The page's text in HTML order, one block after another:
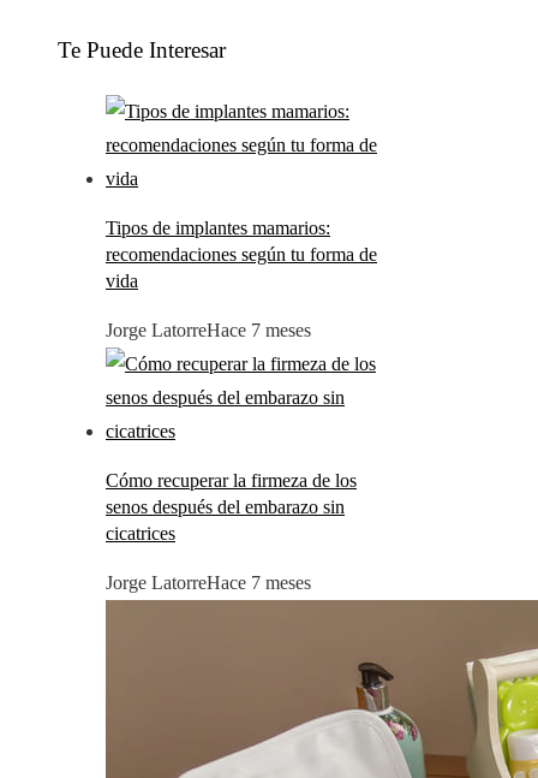
Te Puede Interesar
Tipos de implantes mamarios:
recomendaciones según tu forma de
vida
Jorge LatorreHace 7 meses
Cómo recuperar la firmeza de los
senos después del embarazo sin
cicatrices
Jorge LatorreHace 7 meses